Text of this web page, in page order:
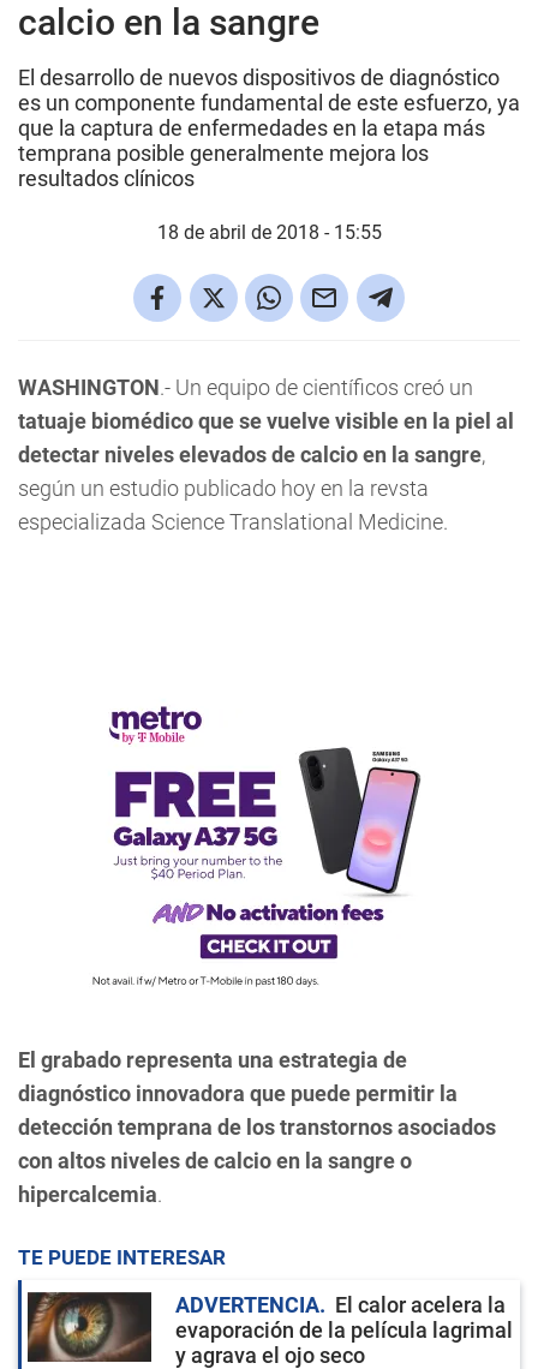
calcio en la sangre
El desarrollo de nuevos dispositivos de diagnóstico
es un componente fundamental de este esfuerzo, ya
que la captura de enfermedades en la etapa más
temprana posible generalmente mejora los
resultados clínicos
18 de abril de 2018 - 15:55
WASHINGTON.- Un equipo de científicos creó un
tatuaje biomédico que se vuelve visible en la piel al
detectar niveles elevados de calcio en la sangre,
según un estudio publicado hoy en la revsta
especializada Science Translational Medicine.
El grabado representa una estrategia de
diagnóstico innovadora que puede permitir la
detección temprana de los transtornos asociados
con altos niveles de calcio en la sangre o
hipercalcemia.
TE PUEDE INTERESAR
ADVERTENCIA
El calor acelera la
evaporación de la película lagrimal
y agrava el ojo seco